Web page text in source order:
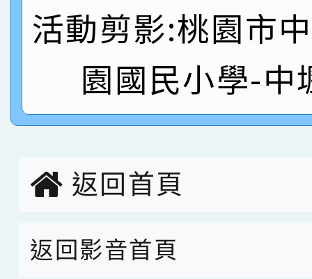
名
倩參加桃園市科展 國
賀！本校四年二班張O
指導老師林老師
賽 劉文瑛教師榮獲教
臺灣台語-第二名
賀！本校參與2026世
創客第三名。
活動剪影:桃園市
園國民小學-中
返回首頁
返回影音首頁